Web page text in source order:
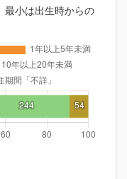
最小は出生時からの